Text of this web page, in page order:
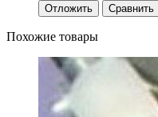
Отложить
Сравнить
Похожие товары